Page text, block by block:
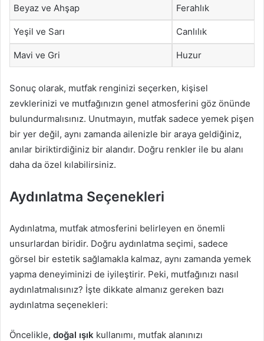
Beyaz ve Ahşap Ferahlık
Yeşil ve Sarı Canlılık
Mavi ve Gri Huzur
Sonuç olarak, mutfak renginizi seçerken, kişisel
zevklerinizi ve mutfağınızın genel atmosferini göz önünde
bulundurmalısınız. Unutmayın, mutfak sadece yemek pişen
bir yer değil, aynı zamanda ailenizle bir araya geldiğiniz,
anılar biriktirdiğiniz bir alandır. Doğru renkler ile bu alanı
daha da özel kılabilirsiniz.
Aydınlatma Seçenekleri
Aydınlatma, mutfak atmosferini belirleyen en önemli
unsurlardan biridir. Doğru aydınlatma seçimi, sadece
görsel bir estetik sağlamakla kalmaz, aynı zamanda yemek
yapma deneyiminizi de iyileştirir. Peki, mutfağınızı nasıl
aydınlatmalısınız? İşte dikkate almanız gereken bazı
aydınlatma seçenekleri:
Öncelikle, doğal ışık kullanımı, mutfak alanınızı